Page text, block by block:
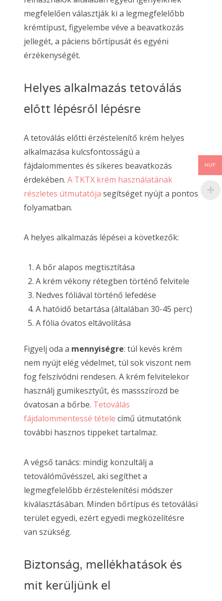
megfelelően választják ki a legmegfelelőbb
krémtípust, figyelembe véve a beavatkozás
jellegét, a páciens bőrtípusát és egyéni
érzékenységét.
Helyes alkalmazás tetoválás
előtt lépésről lépésre
A tetoválás előtti érzéstelenítő krém helyes
alkalmazása kulcsfontosságú a
fájdalommentes és sikeres beavatkozás
érdekében. A TKTX krém használatának
részletes útmutatója segítséget nyújt a pontos
folyamatban.
A helyes alkalmazás lépései a következők:
A bőr alapos megtisztítása
A krém vékony rétegben történő felvitele
Nedves fóliával történő lefedése
A hatóidő betartása (általában 30-45 perc)
A fólia óvatos eltávolítása
Figyelj oda a mennyiségre: túl kevés krém
nem nyújt elég védelmet, túl sok viszont nem
fog felszívódni rendesen. A krém felvitelekor
használj gumikesztyűt, és massszírozd be
óvatosan a bőrbe. Tetoválás
fájdalommentessé tétele című útmutatónk
további hasznos tippeket tartalmaz.
A végső tanács: mindig konzultálj a
tetoválóművésszel, aki segíthet a
legmegfelelőbb érzéstelenítési módszer
kiválasztásában. Minden bőrtípus és tetoválási
terület egyedi, ezért egyedi megközelítésre
van szükség.
Biztonság, mellékhatások és
mit kerüljünk el
HUF